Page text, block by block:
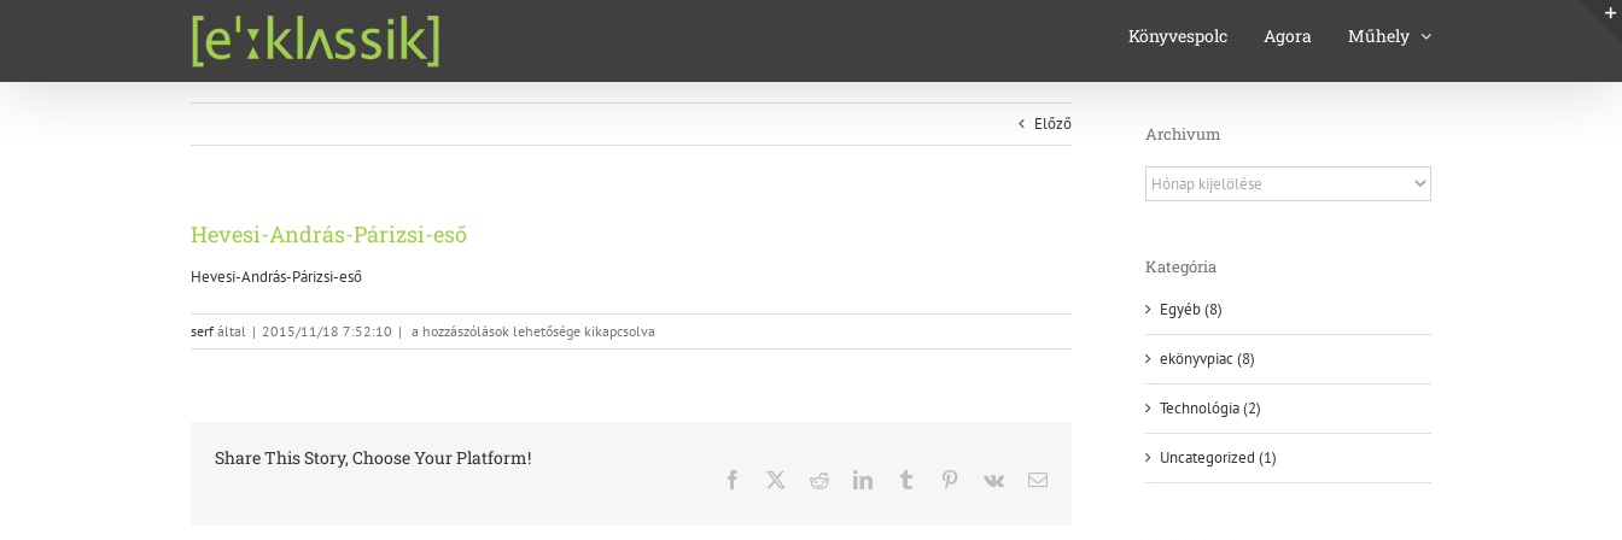
Könyvespolc Agora Műhely
Előző
Hevesi-András-Párizsi-eső
Hevesi-András-Párizsi-eső
serf által | 2015/11/18 7:52:10 | Hevesi-
András-
a hozzászólások lehetősége kikapcsolva
Share This Story, Choose Your Platform!
Facebook RedditLinkedInTumblr Pinterest
Vk Email:
Archivum
Archivum
Kategória
Egyéb (8)
ekönyvpiac (8)
Technológia (2)
Uncategorized (1)